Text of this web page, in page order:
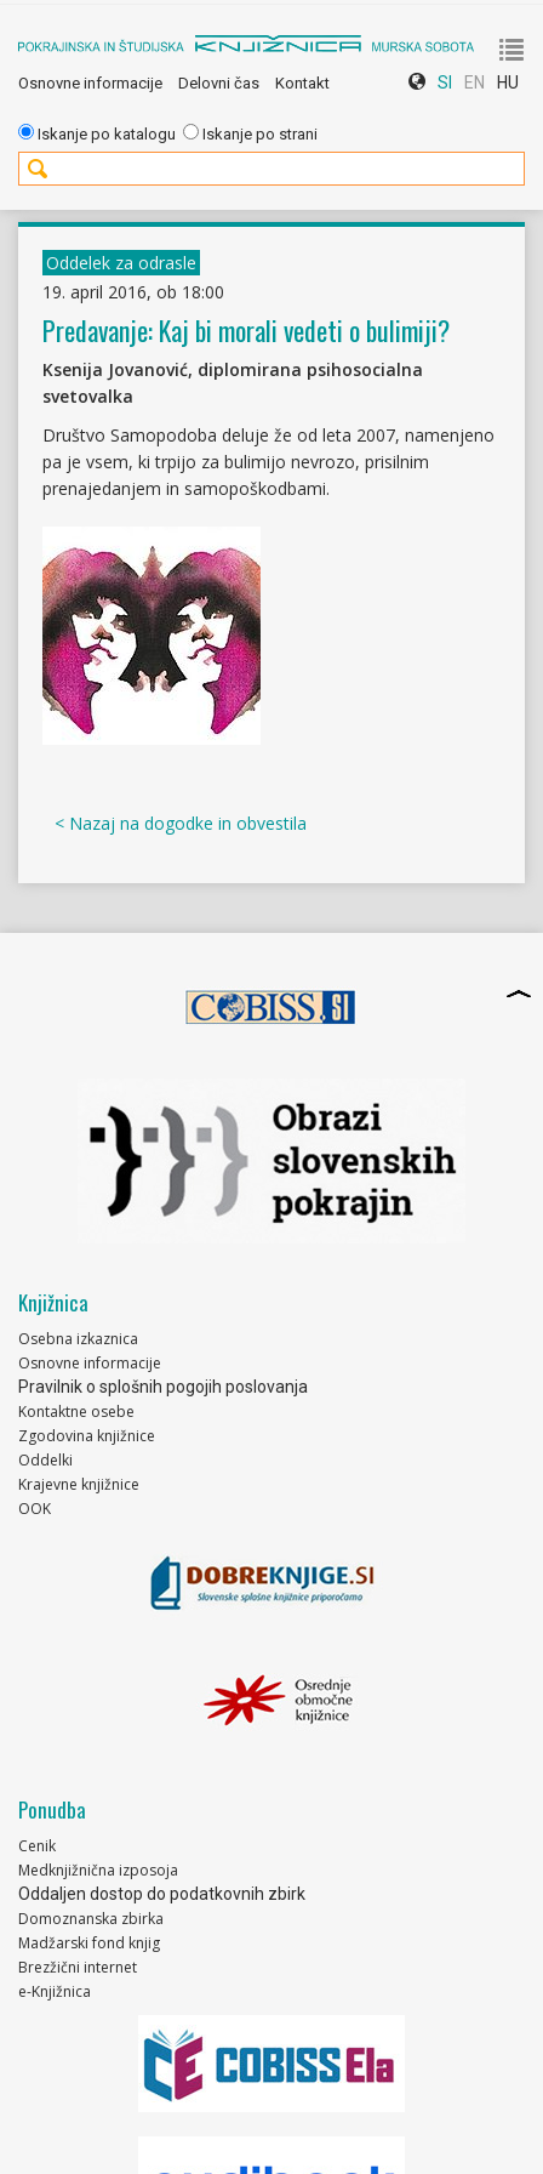
SI EN HU
Osnovne informacije Delovni čas Kontakt
Iskanje po katalogu Iskanje po strani
Oddelek za odrasle
19. april 2016, ob 18:00
Predavanje: Kaj bi morali vedeti o bulimiji?
Ksenija Jovanović, diplomirana psihosocialna
svetovalka
Društvo Samopodoba deluje že od leta 2007, namenjeno
pa je vsem, ki trpijo za bulimijo nevrozo, prisilnim
prenajedanjem in samopoškodbami.
< Nazaj na dogodke in obvestila
Knjižnica
Osebna izkaznica
Osnovne informacije
Pravilnik o splošnih pogojih poslovanja
Kontaktne osebe
Zgodovina knjižnice
Oddelki
Krajevne knjižnice
OOK
Ponudba
Cenik
Medknjižnična izposoja
Oddaljen dostop do podatkovnih zbirk
Domoznanska zbirka
Madžarski fond knjig
Brezžični internet
e-Knjižnica